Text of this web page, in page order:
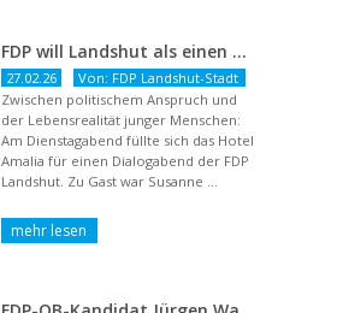
FDP will Landshut als einen echten Chancenort gestalten
27.02.26
Von: FDP Landshut-Stadt
Zwischen politischem Anspruch und
der Lebensrealität junger Menschen:
Am Dienstagabend füllte sich das Hotel
Amalia für einen Dialogabend der FDP
Landshut. Zu Gast war Susanne ...